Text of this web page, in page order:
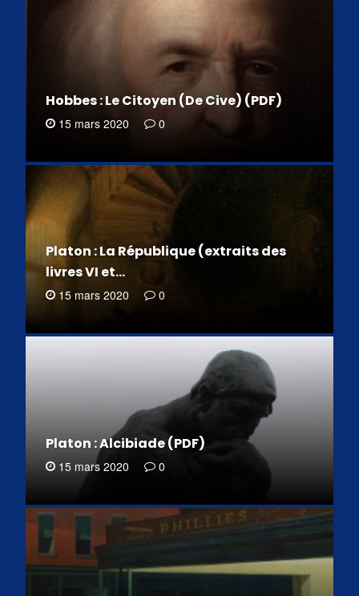
Hobbes : Le Citoyen (De Cive) (PDF)
15 mars 2020 0
Platon : La République (extraits des
livres VI et…
15 mars 2020 0
Platon : Alcibiade (PDF)
15 mars 2020 0